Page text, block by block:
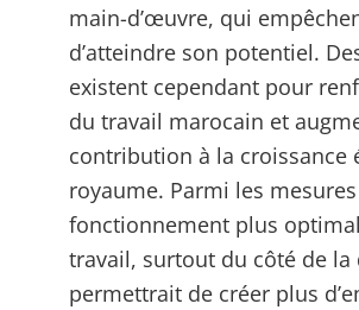
main-d’œuvre, qui
d’atteindre son potentiel.
existent cependant pour
du travail marocain et
contribution à la croissance
royaume. Parmi les
fonctionnement plus
travail, surtout du côté de la
permettrait de créer plus